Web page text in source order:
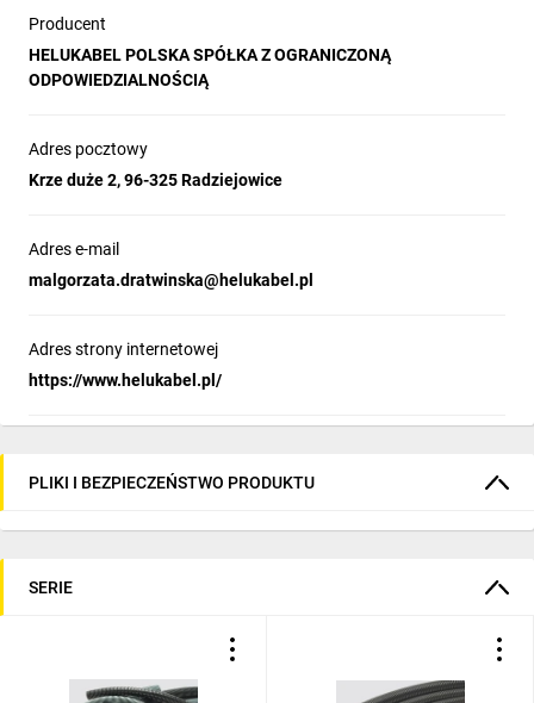
Producent
HELUKABEL POLSKA SPÓŁKA Z OGRANICZONĄ
ODPOWIEDZIALNOŚCIĄ
Adres pocztowy
Krze duże 2, 96-325 Radziejowice
Adres e-mail
malgorzata.dratwinska@helukabel.pl
Adres strony internetowej
https://www.helukabel.pl/
PLIKI I BEZPIECZEŃSTWO PRODUKTU
SERIE